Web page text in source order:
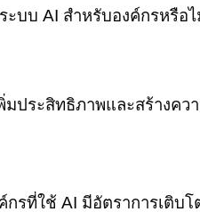
ะบบ AI สำหรับองค์กรหรือไ
มประสิทธิภาพและสร้างคว
กรที่ใช้ AI มีอัตราการเติบโ